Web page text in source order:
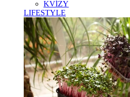
KVÍZY
LIFESTYLE